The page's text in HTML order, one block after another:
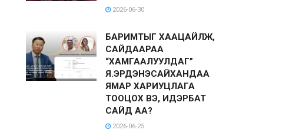
2026-06-30
БАРИМТЫГ ХААЦАЙЛЖ,
САЙДААРАА
“ХАМГААЛУУЛДАГ”
Я.ЭРДЭНЭСАЙХАНДАА
ЯМАР ХАРИУЦЛАГА
ТООЦОХ ВЭ, ИДЭРБАТ
САЙД АА?
2026-06-25